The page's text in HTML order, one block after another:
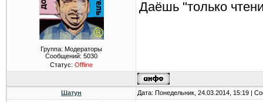
Группа: Модераторы
Сообщений: 5030
Статус: Offline
Даёшь "только
Шатун Дата: Понедельник, 24.03.2014, 15:19 |